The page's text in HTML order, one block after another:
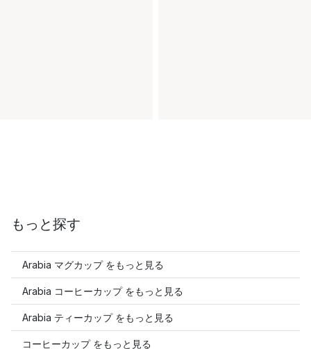
もっと探す
Arabia マグカップ をもっと見る
Arabia コーヒーカップ をもっと見る
Arabia ティーカップ をもっと見る
コーヒーカップ をもっと見る